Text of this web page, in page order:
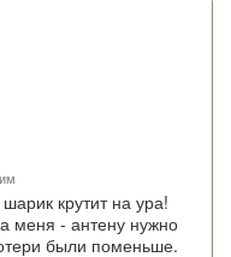
крутит на ура!
меня - антену нужно
были поменьше.